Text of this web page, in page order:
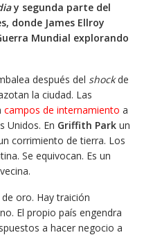
y segunda parte del
donde James Ellroy
Mundial explorando
después del shockde
la ciudad. Las
campos de internamiento a
Unidos. En Griffith Parkun
corrimiento de tierra. Los
Se equivocan. Es un
oro. Hay traición
El propio país engendra
a hacer negocio a